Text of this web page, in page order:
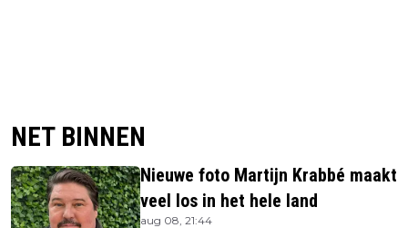
NET BINNEN
Nieuwe foto Martijn Krabbé maakt
veel los in het hele land
aug 08, 21:44